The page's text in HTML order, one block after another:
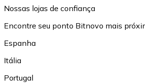
Nossas lojas de confiança
Encontre seu ponto Bitnovo mais
Espanha
Itália
Portugal